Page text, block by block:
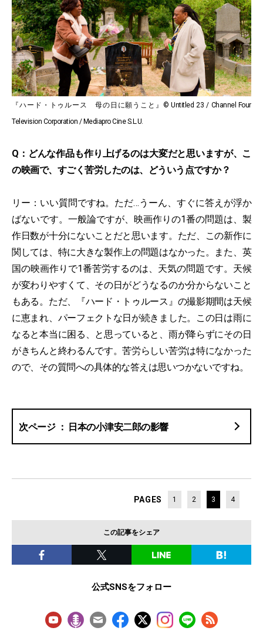
『ハード・トゥルース 母の日に願うこと』© Untitled 23 / Channel Four
Television Corporation / Mediapro Cine S.L.U.
Q：どんな作品も作り上げるのは大変だと思いますが、こ
の映画で、すごく苦労したのは、どういう点ですか？
リー：いい質問ですね。ただ…うーん、すぐに答えが浮か
ばないです。一般論ですが、映画作りの1番の問題は、製
作日数が十分にないことだと思います。ただ、この新作に
関しては、特に大きな製作上の問題はなかった。また、英
国の映画作りで1番苦労するのは、天気の問題です。天候
が変わりやすくて、その日がどうなるのか分からないこと
もある。ただ、『ハード・トゥルース』の撮影期間は天候
に恵まれ、パーフェクトな日が続きました。この日は雨に
なると本当に困る、と思っていると、雨が降らずにその日
がきちんと終わるんです。苦労らしい苦労は特になかった
ので、その質問への具体的な答えは思いつかないですね。
日本の小津安二郎の影響
PAGES 1 2 3 4
この記事をシェア
公式SNSをフォロー